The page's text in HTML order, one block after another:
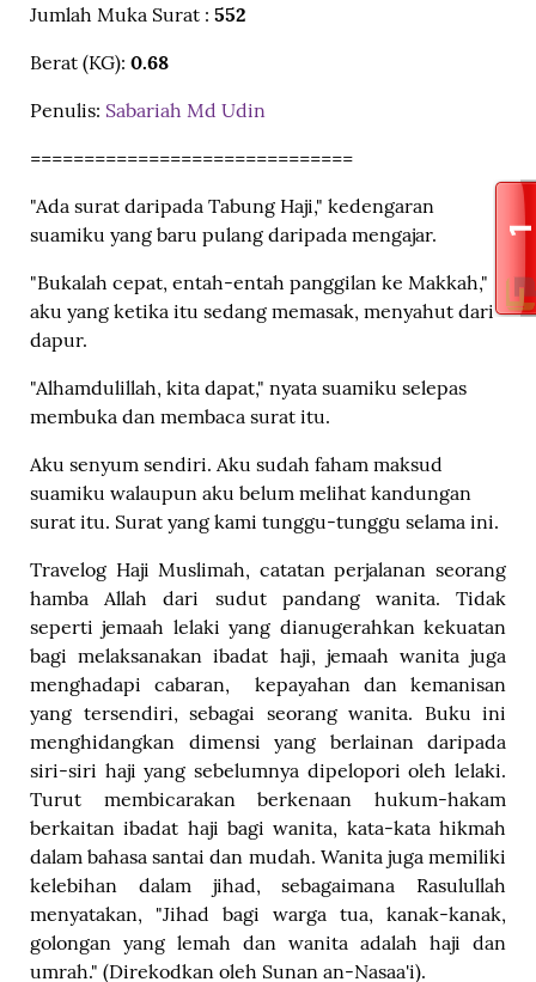
Jumlah Muka Surat : 552
Berat (KG): 0.68
Penulis: Sabariah Md Udin
==============================
"Ada surat daripada Tabung Haji," kedengaran
suamiku yang baru pulang daripada mengajar.
"Bukalah cepat, entah-entah panggilan ke Makkah,"
aku yang ketika itu sedang memasak, menyahut dari
dapur.
"Alhamdulillah, kita dapat," nyata suamiku selepas
membuka dan membaca surat itu.
Aku senyum sendiri. Aku sudah faham maksud
suamiku walaupun aku belum melihat kandungan
surat itu. Surat yang kami tunggu-tunggu selama ini.
Travelog Haji Muslimah, catatan perjalanan seorang
hamba Allah dari sudut pandang wanita. Tidak
seperti jemaah lelaki yang dianugerahkan kekuatan
bagi melaksanakan ibadat haji, jemaah wanita juga
menghadapi cabaran, kepayahan dan kemanisan
yang tersendiri, sebagai seorang wanita. Buku ini
menghidangkan dimensi yang berlainan daripada
siri-siri haji yang sebelumnya dipelopori oleh lelaki.
Turut membicarakan berkenaan hukum-hakam
berkaitan ibadat haji bagi wanita, kata-kata hikmah
dalam bahasa santai dan mudah. Wanita juga memiliki
kelebihan dalam jihad, sebagaimana Rasulullah
menyatakan, "Jihad bagi warga tua, kanak-kanak,
golongan yang lemah dan wanita adalah haji dan
umrah." (Direkodkan oleh Sunan an-Nasaa'i).